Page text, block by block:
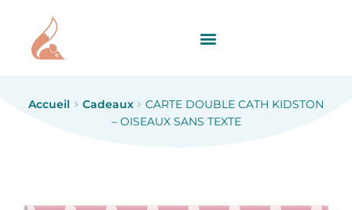
Accueil Cadeaux
CARTE DOUBLE CATH KIDSTON
– OISEAUX SANS TEXTE